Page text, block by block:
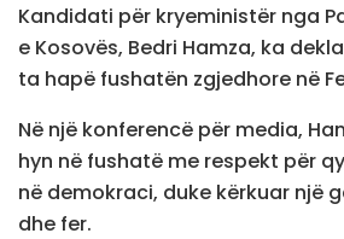
Kandidati për kryeministër nga
e Kosovës, Bedri Hamza, ka
ta hapë fushatën zgjedhore në
Në një konferencë për media,
hyn në fushatë me respekt për
në demokraci, duke kërkuar një
dhe fer.